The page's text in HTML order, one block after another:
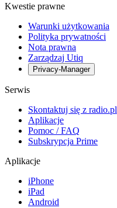
Kwestie prawne
Warunki użytkowania
Polityka prywatności
Nota prawna
Zarządzaj Utiq
Privacy-Manager
Serwis
Skontaktuj się z radio.pl
Aplikacje
Pomoc / FAQ
Subskrypcja Prime
Aplikacje
iPhone
iPad
Android